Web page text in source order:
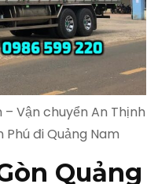
– Vận chuyển An Thịnh
đi Quảng Nam
Quảng